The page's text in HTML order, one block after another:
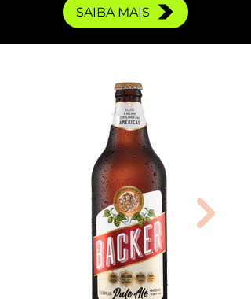
SAIBA MAIS